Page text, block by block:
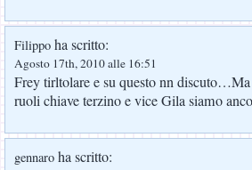
Filippo ha scritto:
Agosto 17th, 2010 alle 16:51
Frey tirltolare e su questo nn
ruoli chiave terzino e vice Gila siamo
gennaro ha scritto: